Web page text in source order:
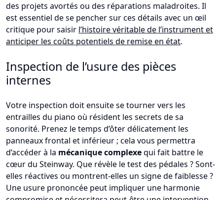
des projets avortés ou des réparations maladroites. Il
est essentiel de se pencher sur ces détails avec un œil
critique pour saisir l’histoire véritable de l’instrument et
anticiper les coûts potentiels de remise en état.
Inspection de l’usure des pièces
internes
Votre inspection doit ensuite se tourner vers les
entrailles du piano où résident les secrets de sa
sonorité. Prenez le temps d’ôter délicatement les
panneaux frontal et inférieur ; cela vous permettra
d’accéder à la mécanique complexequi fait battre le
cœur du Steinway. Que révèle le test des pédales ? Sont-
elles réactives ou montrent-elles un signe de faiblesse ?
Une usure prononcée peut impliquer une harmonie